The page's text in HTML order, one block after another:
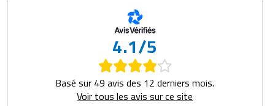
4.1/5
Basé sur 49 avis des 12 derniers mois.
Voir tous les avis sur ce site